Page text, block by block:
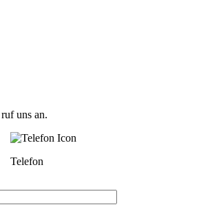
ruf uns an.
Telefon